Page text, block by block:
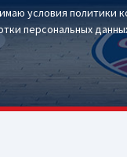
условия политики
персональных